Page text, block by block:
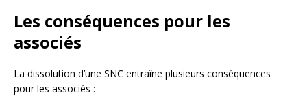
Les conséquences pour les
associés
La dissolution d’une SNC entraîne plusieurs conséquences
pour les associés :